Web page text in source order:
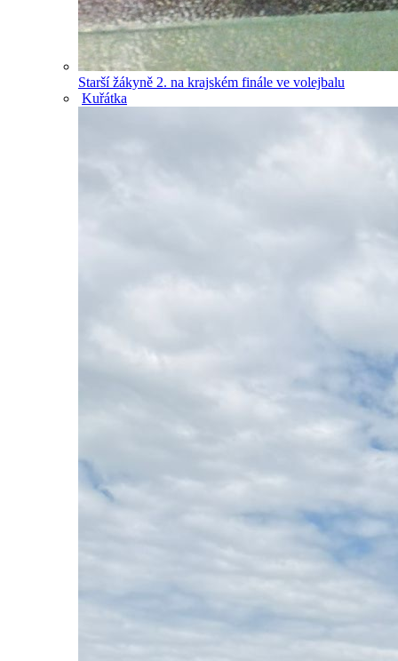
Starší žákyně 2. na krajském finále ve volejbalu
Kuřátka